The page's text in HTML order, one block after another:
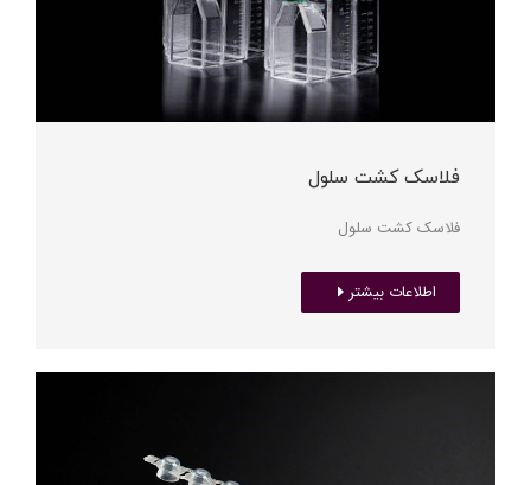
فلاسک کشت سلول
فلاسک کشت سلول
اطلاعات بیشتر